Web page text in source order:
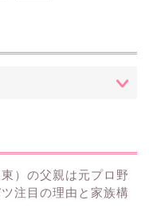
）の父親は元プロ野
注目の理由と家族構